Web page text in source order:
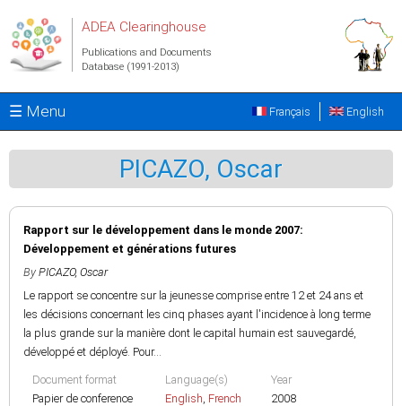
ADEA Clearinghouse
Publications and Documents
Database (1991-2013)
☰ Menu English
Français
PICAZO, Oscar
Rapport sur le développement dans le monde 2007:
Développement et générations futures
By PICAZO, Oscar
Le rapport se concentre sur la jeunesse comprise entre 12 et 24 ans et
les décisions concernant les cinq phases ayant l'incidence à long terme
la plus grande sur la manière dont le capital humain est sauvegardé,
développé et déployé. Pour...
Document format
Papier de conference
Language(s)
English, French
Year
2008